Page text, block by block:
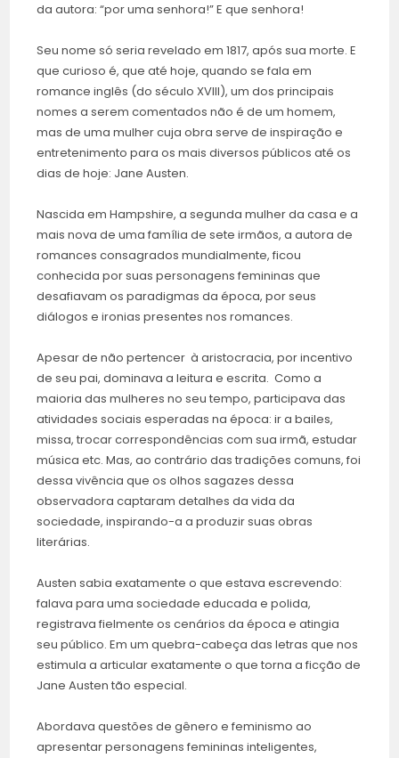
da autora: “por uma senhora!” E que senhora!
Seu nome só seria revelado em 1817, após sua morte. E
que curioso é, que até hoje, quando se fala em
romance inglês (do século XVIII), um dos principais
nomes a serem comentados não é de um homem,
mas de uma mulher cuja obra serve de inspiração e
entretenimento para os mais diversos públicos até os
dias de hoje: Jane Austen.
Nascida em Hampshire, a segunda mulher da casa e a
mais nova de uma família de sete irmãos, a autora de
romances consagrados mundialmente, ficou
conhecida por suas personagens femininas que
desafiavam os paradigmas da época, por seus
diálogos e ironias presentes nos romances.
Apesar de não pertencer à aristocracia, por incentivo
de seu pai, dominava a leitura e escrita. Como a
maioria das mulheres no seu tempo, participava das
atividades sociais esperadas na época: ir a bailes,
missa, trocar correspondências com sua irmã, estudar
música etc. Mas, ao contrário das tradições comuns, foi
dessa vivência que os olhos sagazes dessa
observadora captaram detalhes da vida da
sociedade, inspirando-a a produzir suas obras
literárias.
Austen sabia exatamente o que estava escrevendo:
falava para uma sociedade educada e polida,
registrava fielmente os cenários da época e atingia
seu público. Em um quebra-cabeça das letras que nos
estimula a articular exatamente o que torna a ficção de
Jane Austen tão especial.
Abordava questões de gênero e feminismo ao
apresentar personagens femininas inteligentes,